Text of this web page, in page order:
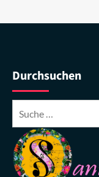
Durchsuchen